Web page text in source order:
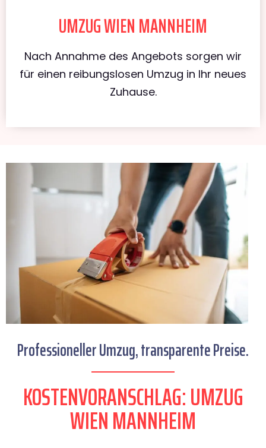
UMZUG WIEN MANNHEIM
Nach Annahme des Angebots sorgen wir
für einen reibungslosen Umzug in Ihr neues
Zuhause.
Professioneller Umzug, transparente Preise.
KOSTENVORANSCHLAG: UMZUG
WIEN MANNHEIM